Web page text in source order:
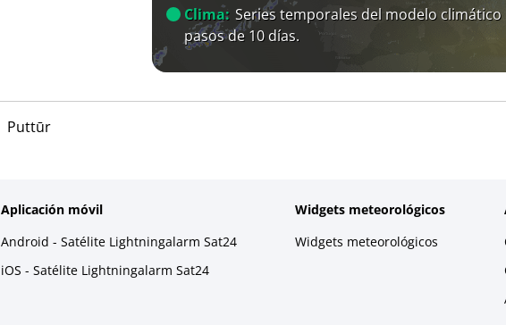
Clima: Series temporales del modelo climático
pasos de 10 días.
Puttūr
Aplicación móvil
Android - Satélite Lightningalarm Sat24
iOS - Satélite Lightningalarm Sat24
Widgets meteorológicos
Widgets meteorológicos